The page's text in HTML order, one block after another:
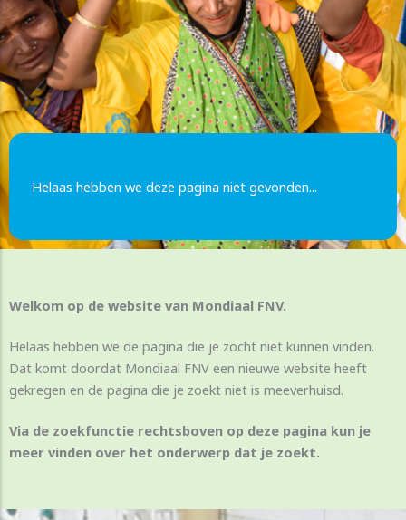
Helaas hebben we deze pagina niet gevonden...
Welkom op de website van Mondiaal FNV.
Helaas hebben we de pagina die je zocht niet kunnen vinden.
Dat komt doordat Mondiaal FNV een nieuwe website heeft
gekregen en de pagina die je zoekt niet is meeverhuisd.
Via de zoekfunctie rechtsboven op deze pagina kun je
meer vinden over het onderwerp dat je zoekt.